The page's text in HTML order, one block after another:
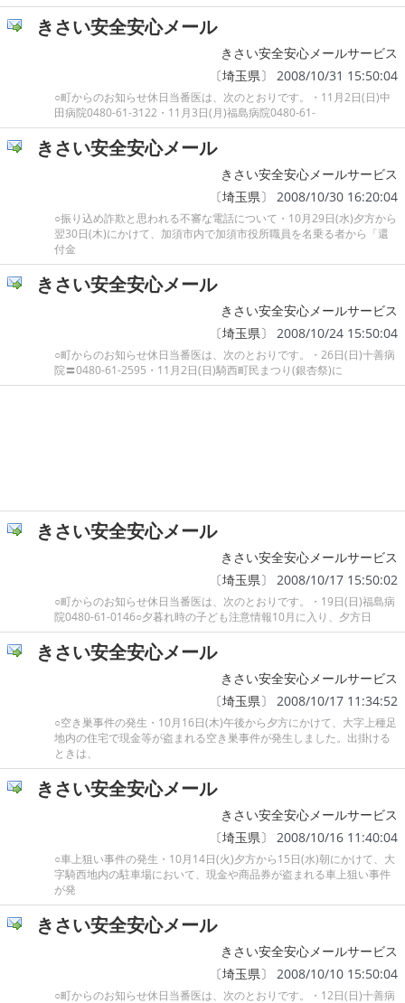
きさい安全安心メール
きさい安全安心メールサービス
〔埼玉県〕 2008/10/31 15:50:04
○町からのお知らせ休日当番医は、次のとおりです。・11月2日(日)中
田病院0480-61-3122・11月3日(月)福島病院0480-61-
きさい安全安心メール
きさい安全安心メールサービス
〔埼玉県〕 2008/10/30 16:20:04
○振り込め詐欺と思われる不審な電話について・10月29日(水)夕方から
翌30日(木)にかけて、加須市内で加須市役所職員を名乗る者から「還
付金
きさい安全安心メール
きさい安全安心メールサービス
〔埼玉県〕 2008/10/24 15:50:04
○町からのお知らせ休日当番医は、次のとおりです。・26日(日)十善病
院〓0480-61-2595・11月2日(日)騎西町民まつり(銀杏祭)に
きさい安全安心メール
きさい安全安心メールサービス
〔埼玉県〕 2008/10/17 15:50:02
○町からのお知らせ休日当番医は、次のとおりです。・19日(日)福島病
院0480-61-0146○夕暮れ時の子ども注意情報10月に入り、夕方日
きさい安全安心メール
きさい安全安心メールサービス
〔埼玉県〕 2008/10/17 11:34:52
○空き巣事件の発生・10月16日(木)午後から夕方にかけて、大字上種足
地内の住宅で現金等が盗まれる空き巣事件が発生しました。出掛ける
ときは、
きさい安全安心メール
きさい安全安心メールサービス
〔埼玉県〕 2008/10/16 11:40:04
○車上狙い事件の発生・10月14日(火)夕方から15日(水)朝にかけて、大
字騎西地内の駐車場において、現金や商品券が盗まれる車上狙い事件
が発
きさい安全安心メール
きさい安全安心メールサービス
〔埼玉県〕 2008/10/10 15:50:04
○町からのお知らせ休日当番医は、次のとおりです。・12日(日)十善病